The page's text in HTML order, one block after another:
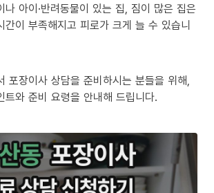
나 아이·반려동물이 있는 집, 짐이 많은 집은
간이 부족해지고 피로가 크게 늘 수 있습니
포장이사 상담을 준비하시는 분들을 위해,
트와 준비 요령을 안내해 드립니다.